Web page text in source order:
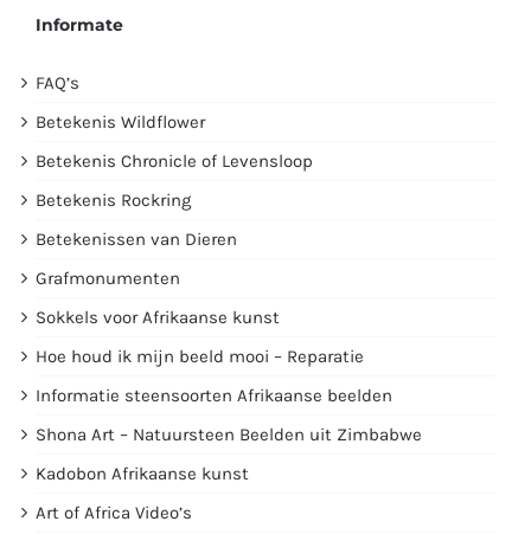
Informate
FAQ’s
Betekenis Wildflower
Betekenis Chronicle of Levensloop
Betekenis Rockring
Betekenissen van Dieren
Grafmonumenten
Sokkels voor Afrikaanse kunst
Hoe houd ik mijn beeld mooi – Reparatie
Informatie steensoorten Afrikaanse beelden
Shona Art – Natuursteen Beelden uit Zimbabwe
Kadobon Afrikaanse kunst
Art of Africa Video’s